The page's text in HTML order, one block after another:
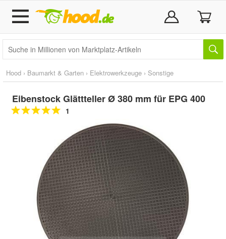
Hood › Baumarkt & Garten › Elektrowerkzeuge › Sonstige
Eibenstock Glättteller Ø 380 mm für EPG 400
1